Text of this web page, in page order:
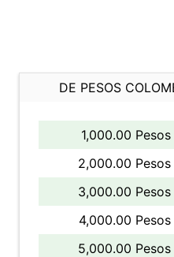
DE PESOS
1,000.00 Pesos
2,000.00 Pesos
3,000.00 Pesos
4,000.00 Pesos
5,000.00 Pesos